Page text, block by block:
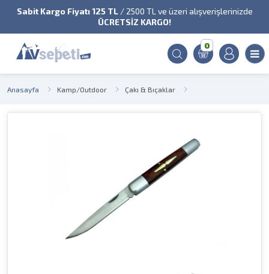
Sabit Kargo Fiyatı 125 TL/ 2500 TL ve üzeri alışverişlerinizde
ÜCRETSİZ KARGO!
0
Anasayfa Kamp/Outdoor Çakı & Bıçaklar